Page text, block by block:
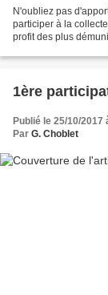
N'oubliez pas
participer à la
profit des plus
1ère
Publié le 25/10/2017
Par G. Choblet